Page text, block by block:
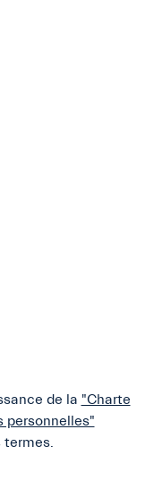
de la "Charte
personnelles"
termes.